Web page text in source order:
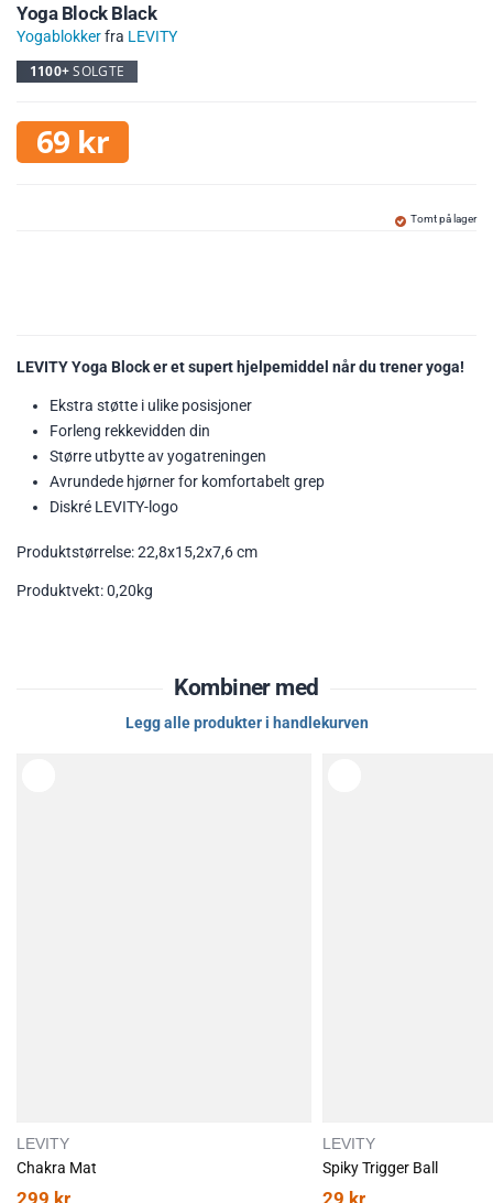
Yoga Block Black
Yogablokkerfra LEVITY
1100+SOLGTE
69 kr
Tomt på lager
LEVITY Yoga Block er et supert hjelpemiddel når du trener yoga!
Ekstra støtte i ulike posisjoner
Forleng rekkevidden din
Større utbytte av yogatreningen
Avrundede hjørner for komfortabelt grep
Diskré LEVITY-logo
Produktstørrelse: 22,8x15,2x7,6 cm
Produktvekt: 0,20kg
Kombiner med
LEVITY
Chakra Mat
LEVITY
Spiky Trigger Ball
Legg alle produkter i handlekurven